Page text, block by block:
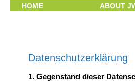
Skip navigation
HOME ABOUT
Datenschutzerklärung
1. Gegenstand dieser